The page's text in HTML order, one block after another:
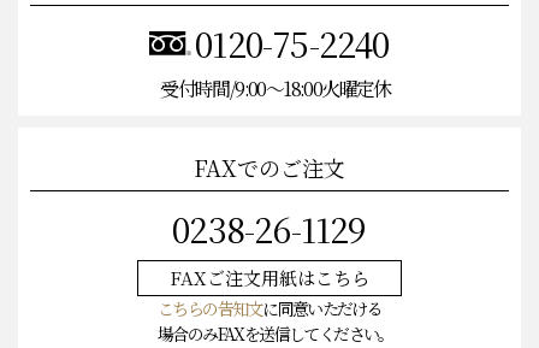
0120-75-2240
受付時間/9:00〜18:00火曜定休
FAXでのご注文
0238-26-1129
FAXご注文用紙はこちら
こちらの告知文に同意いただける
場合のみFAXを送信してください。